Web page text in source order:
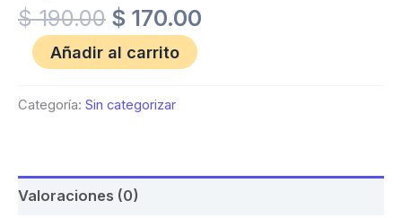
$190.00 $ 170.00
Añadir al carrito
Categoría: Sin categorizar
Valoraciones (0)